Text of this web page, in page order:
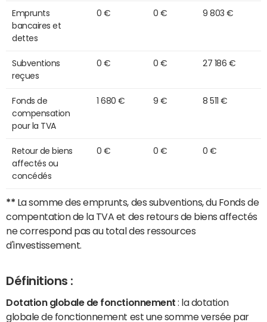
Emprunts
bancaires et
dettes
0 € 0 € 9 803 €
Subventions
reçues
0 € 0 € 27 186 €
Fonds de
compensation
pour la TVA
1 680 € 9 € 8 511 €
Retour de biens
affectés ou
concédés
0 € 0 € 0 €
** La somme des emprunts, des subventions, du Fonds de
compentation de la TVA et des retours de biens affectés
ne correspond pas au total des ressources
d'investissement.
Définitions :
Dotation globale de fonctionnement : la dotation
globale de fonctionnement est une somme versée par